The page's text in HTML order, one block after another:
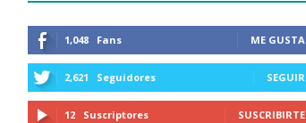
1,048 Fans ME GUSTA
2,621 Seguidores SEGUIR
12 Suscriptores SUSCRIBIRTE